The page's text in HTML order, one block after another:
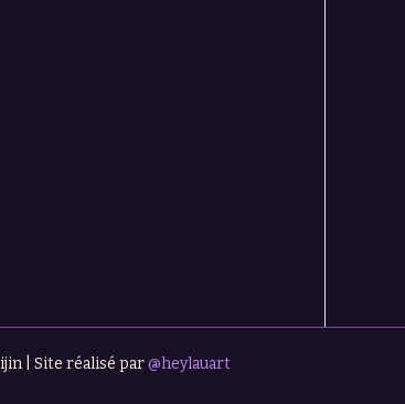
| Site réalisé par@heylauart